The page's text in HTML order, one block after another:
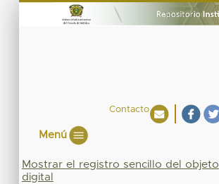
Contacto
Menú
Mostrar el registro sencillo del objeto
digital